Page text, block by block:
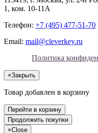
1, ком. 10-11А
Телефон: +7 (495) 477-51-70
Email: mail@cleverkey.ru
Политика
×Закрыть
Товар добавлен в корзину
Перейти в корзину
Продолжить покупки
×Close